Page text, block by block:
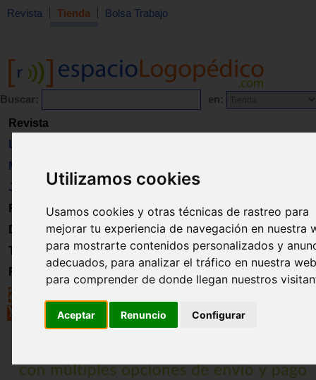
Utilizamos cookies
Usamos cookies y otras técnicas de rastreo para
mejorar tu experiencia de navegación en nuestra
para mostrarte contenidos personalizados y
adecuados, para analizar el tráfico en nuestra
para comprender de donde llegan nuestros
Aceptar Renuncio Configurar
Revista Tienda Bolsa Trabajo
Buscar: en:
Revista
Libros
Material
Juguetes
Formación
Directorio
Trabajo
Registro